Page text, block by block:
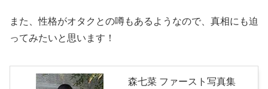
また、性格がオタクとの噂もあるようなので、真相にも迫
ってみたいと思います！
森七菜 ファースト写真集